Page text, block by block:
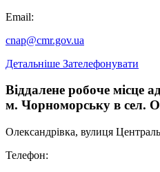
Email:
cnap@cmr.gov.ua
Детальніше Зателефонувати
Віддалене робоче місце
м. Чорноморську в сел.
Олександрівка, вулиця
Телефон: